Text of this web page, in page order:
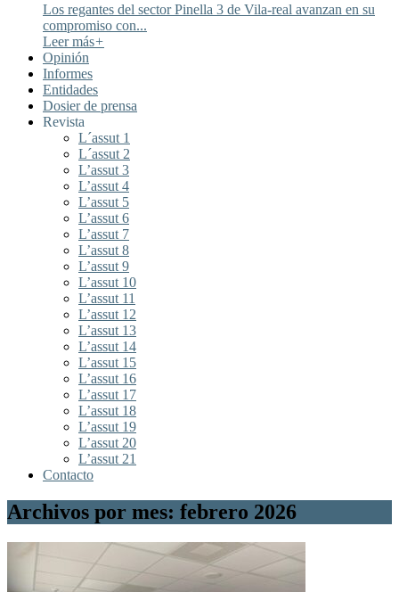
Los regantes del sector Pinella 3 de Vila-real avanzan en su
compromiso con...
Leer más+
Opinión
Informes
Entidades
Dosier de prensa
Revista
L´assut 1
L´assut 2
L’assut 3
L’assut 4
L’assut 5
L’assut 6
L’assut 7
L’assut 8
L’assut 9
L’assut 10
L’assut 11
L’assut 12
L’assut 13
L’assut 14
L’assut 15
L’assut 16
L’assut 17
L’assut 18
L’assut 19
L’assut 20
L’assut 21
Contacto
Archivos por mes: febrero 2026